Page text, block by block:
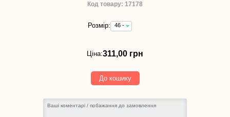
Код товару: 17178
Розмір:
46 -
311,00
Ціна:311,00 грн
До кошику